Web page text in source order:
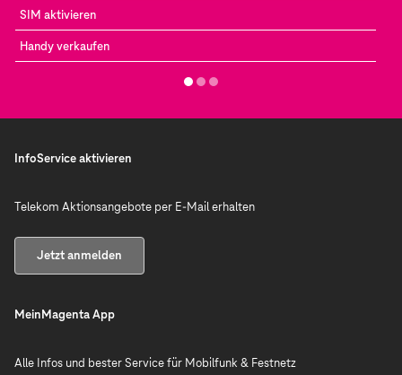
SIM aktivieren
Handy verkaufen
InfoService aktivieren
Telekom Aktionsangebote per E-Mail erhalten
Jetzt anmelden
MeinMagenta App
Alle Infos und bester Service für Mobilfunk & Festnetz